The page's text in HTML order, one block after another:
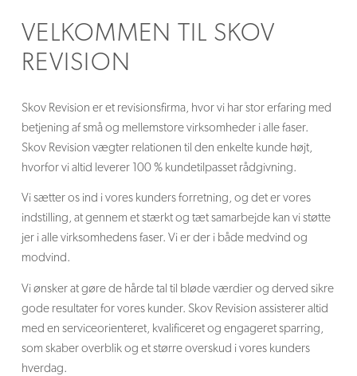
VELKOMMEN TIL SKOV
REVISION
Skov Revision er et revisionsfirma, hvor vi har stor erfaring med
betjening af små og mellemstore virksomheder i alle faser.
Skov Revision vægter relationen til den enkelte kunde højt,
hvorfor vi altid leverer 100 % kundetilpasset rådgivning.
Vi sætter os ind i vores kunders forretning, og det er vores
indstilling, at gennem et stærkt og tæt samarbejde kan vi støtte
jer i alle virksomhedens faser. Vi er der i både medvind og
modvind.
Vi ønsker at gøre de hårde tal til bløde værdier og derved sikre
gode resultater for vores kunder. Skov Revision assisterer altid
med en serviceorienteret, kvalificeret og engageret sparring,
som skaber overblik og et større overskud i vores kunders
hverdag.